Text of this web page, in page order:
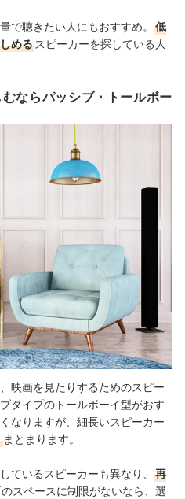
で聴きたい人にもおすすめ。
低
める スピーカーを探している人
ならパッシブ・トールボー
映画を見たりするためのスピー
タイプのトールボーイ型がおす
なりますが、細長いスピーカー
まとまります。
ているスピーカーも異なり、
再
スペースに制限がないなら、選